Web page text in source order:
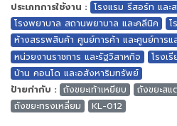
ประเภทการใช้งาน : โรงแรม รีสอร์ท และ
โรงพยาบาล สถานพยาบาล และคลีนิค
โ
ห้างสรรพสินค้า ศูนย์การค้า และศูนย์การ
หน่วยงานราชการ และรัฐวิสาหกิจ
โรงเ
บ้าน คอนโด และอสังหาริมทรัพย์
ป้ายกำกับ : ถังขยะเท้าเหยียบ ถังขยะสแ
ถังขยะทรงเหลี่ยม
KL-012